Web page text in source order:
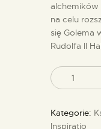
alchemików
na celu
się Golema
Rudolfa II
Kategorie:
Inspiratio